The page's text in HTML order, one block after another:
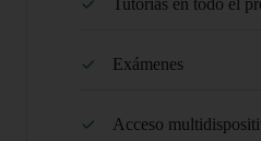
Tutorias en todo el
Exámenes
Acceso